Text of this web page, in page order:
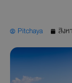
Pitchaya สิง